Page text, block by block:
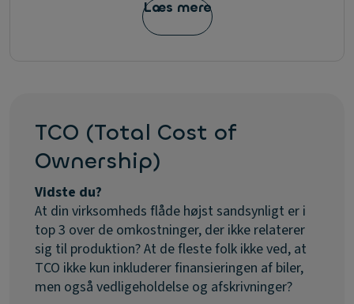
Læs mere
TCO (Total Cost of
Ownership)
Vidste du?
At din virksomheds flåde højst sandsynligt er i
top 3 over de omkostninger, der ikke relaterer
sig til produktion? At de fleste folk ikke ved, at
TCO ikke kun inkluderer finansieringen af biler,
men også vedligeholdelse og afskrivninger?